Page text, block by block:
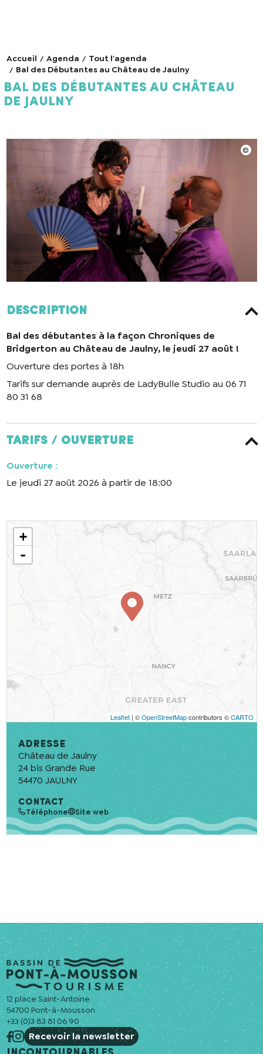
Accueil Agenda
Tout l'agenda
Bal des Débutantes au Château de Jaulny
Bal des Débutantes au Château
de Jaulny
Description
Bal des débutantes à la façon Chroniques de
Bridgerton au Château de Jaulny, le jeudi 27 août !
Ouverture des portes à 18h
Tarifs sur demande auprès de LadyBulle Studio au 06 71
80 31 68
Tarifs / ouverture
Ouverture :
Le jeudi 27 août 2026 à partir de 18:00
+
-
Leaflet| ©OpenStreetMapcontributors ©CARTO
Adresse
Château de Jaulny
24 bis Grande Rue
54470 JAULNY
CONTACT
Téléphone Site web
12 place Saint-Antoine
54700 Pont-à-Mousson
+33 (0)3 83 81 06 90
Recevoir la newsletter
En cochant cette case, j’accepte que les
informations saisies soient utilisées pour
permettre de me recontacter.